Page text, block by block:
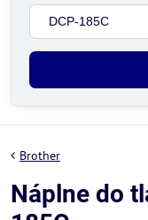
Brother
Náplne do